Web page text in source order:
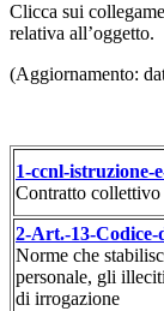
Clicca sui
relativa all’oggetto.
(Aggiornamento:
1-ccnl-istruzione-
Contratto
2-Art.-13-Codice-
Norme che
personale, gli
di irrogazione